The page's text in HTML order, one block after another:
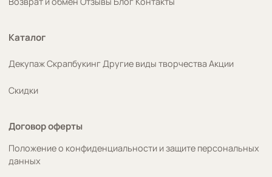
Каталог
ДекупажСкрапбукинг Другие виды творчества Акции
Скидки
Договор оферты
Положение о конфиденциальности и защите персональных
данных